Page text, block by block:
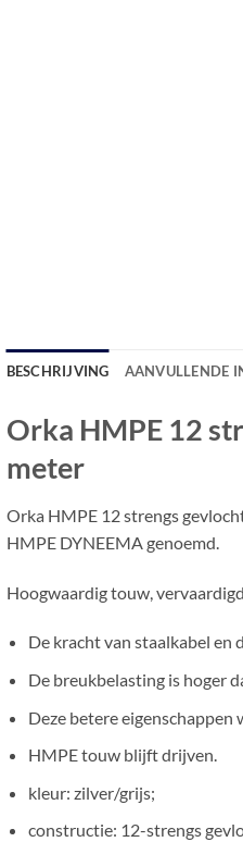
BESCHRIJVING AANVULLENDE
Orka HMPE 12
meter
Orka HMPE 12 strengs
HMPE DYNEEMA genoemd.
Hoogwaardig touw,
De kracht van staalkabel en
De breukbelasting is hoger
Deze betere
HMPE touw blijft drijven.
kleur: zilver/grijs;
constructie: 12-strengs